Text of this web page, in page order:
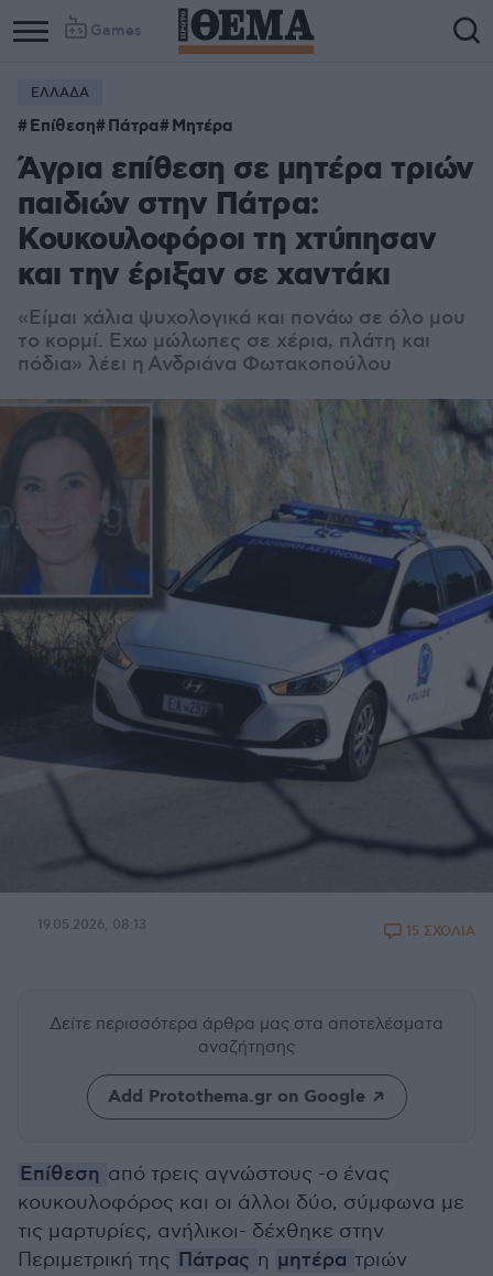
Games
ΕΛΛΑΔΑ
Επίθεση Πάτρα Μητέρα
Άγρια επίθεση σε μητέρα τριών
παιδιών στην Πάτρα:
Κουκουλοφόροι τη χτύπησαν
και την έριξαν σε χαντάκι
«Είμαι χάλια ψυχολογικά και πονάω σε όλο μου
το κορμί. Εχω μώλωπες σε χέρια, πλάτη και
πόδια» λέει η Ανδριάνα Φωτακοπούλου
19.05.2026, 08:13 15 ΣΧΟΛΙΑ
Δείτε περισσότερα άρθρα μας στα αποτελέσματα
αναζήτησης
Add Protothema.gr on Google
Επίθεση από τρεις αγνώστους -ο ένας
κουκουλοφόρος και οι άλλοι δύο, σύμφωνα με
τις μαρτυρίες, ανήλικοι- δέχθηκε στην
Περιμετρική της Πάτρας η μητέρα τριών